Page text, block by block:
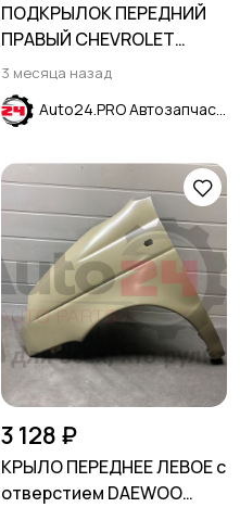
ПОДКРЫЛОК ПЕРЕДНИЙ
ПРАВЫЙ CHEVROLET
CRUZE 2015-2024
3 месяца назад
Auto24.PRO Автозапчасти
3 128 ₽
КРЫЛО ПЕРЕДНЕЕ ЛЕВОЕ с
отверстием DAEWOO